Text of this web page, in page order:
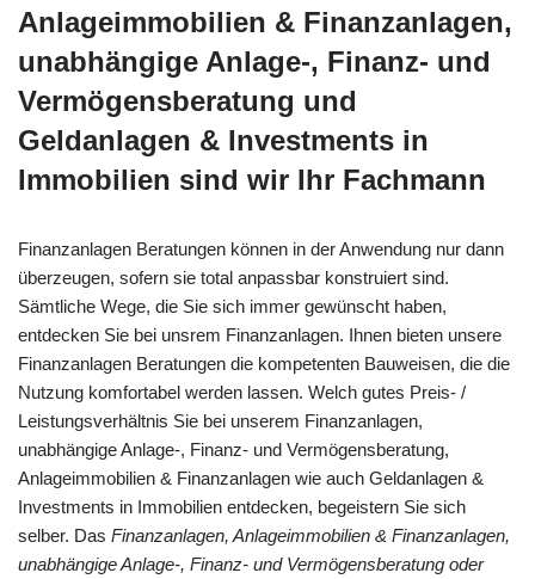
Anlageimmobilien & Finanzanlagen,
unabhängige Anlage-, Finanz- und
Vermögensberatung und
Geldanlagen & Investments in
Immobilien sind wir Ihr Fachmann
Finanzanlagen Beratungen können in der Anwendung nur dann
überzeugen, sofern sie total anpassbar konstruiert sind.
Sämtliche Wege, die Sie sich immer gewünscht haben,
entdecken Sie bei unsrem Finanzanlagen. Ihnen bieten unsere
Finanzanlagen Beratungen die kompetenten Bauweisen, die die
Nutzung komfortabel werden lassen. Welch gutes Preis- /
Leistungsverhältnis Sie bei unserem Finanzanlagen,
unabhängige Anlage-, Finanz- und Vermögensberatung,
Anlageimmobilien & Finanzanlagen wie auch Geldanlagen &
Investments in Immobilien entdecken, begeistern Sie sich
selber. Das Finanzanlagen, Anlageimmobilien & Finanzanlagen,
unabhängige Anlage-, Finanz- und Vermögensberatung oder